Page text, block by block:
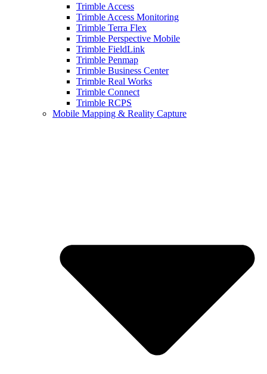
Trimble Access
Trimble Access Monitoring
Trimble Terra Flex
Trimble Perspective Mobile
Trimble FieldLink
Trimble Penmap
Trimble Business Center
Trimble Real Works
Trimble Connect
Trimble RCPS
Mobile Mapping & Reality Capture